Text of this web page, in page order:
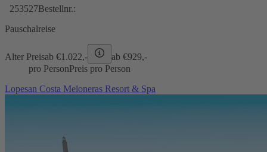
253527Bestellnr.:
Pauschalreise
Alter Preisab €1.022,- ab €929,-
pro PersonPreis pro Person
Lopesan Costa Meloneras Resort & Spa